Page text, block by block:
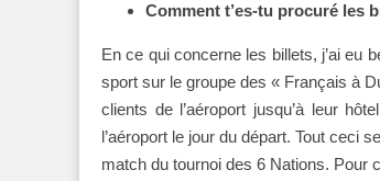
Comment t’es-tu procuré les
En ce qui concerne les billets, j’ai eu
sport sur le groupe des « Français à
clients de l’aéroport jusqu’à leur
l’aéroport le jour du départ. Tout ceci
match du tournoi des 6 Nations. Pour